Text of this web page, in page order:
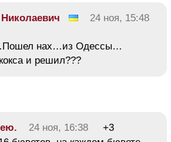
24 ноя, 15:48
нах…из Одессы…
и решил???
24 ноя, 16:38
+3